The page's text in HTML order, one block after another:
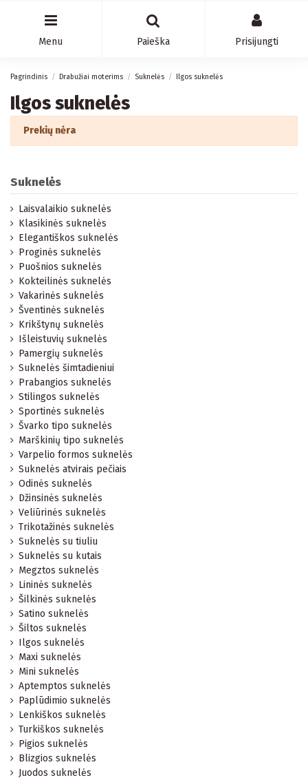
Menu Paieška Prisijungti
Pagrindinis Drabužiai moterims Suknelės Ilgos suknelės
Ilgos suknelės
Prekių nėra
Suknelės
Laisvalaikio suknelės
Klasikinės suknelės
Elegantiškos suknelės
Proginės suknelės
Puošnios suknelės
Kokteilinės suknelės
Vakarinės suknelės
Šventinės suknelės
Krikštynų suknelės
Išleistuvių suknelės
Pamergių suknelės
Suknelės šimtadieniui
Prabangios suknelės
Stilingos suknelės
Sportinės suknelės
Švarko tipo suknelės
Marškinių tipo suknelės
Varpelio formos suknelės
Suknelės atvirais pečiais
Odinės suknelės
Džinsinės suknelės
Veliūrinės suknelės
Trikotažinės suknelės
Suknelės su tiuliu
Suknelės su kutais
Megztos suknelės
Lininės suknelės
Šilkinės suknelės
Satino suknelės
Šiltos suknelės
Ilgos suknelės
Maxi suknelės
Mini suknelės
Aptemptos suknelės
Paplūdimio suknelės
Lenkiškos suknelės
Turkiškos suknelės
Pigios suknelės
Blizgios suknelės
Juodos suknelės